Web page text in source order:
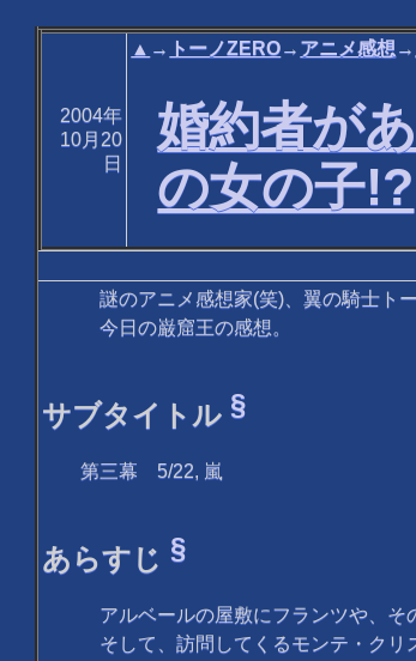
2004年
10月20
日
▲ → トーノZERO→ アニメ感想 →
婚約者が
の女の子!?
謎のアニメ感想家(笑)、翼の騎士ト
今日の巌窟王の感想。
サブタイトル§
第三幕 5/22, 嵐
あらすじ§
アルベールの屋敷にフランツや、そ
そして、訪問してくるモンテ・クリ